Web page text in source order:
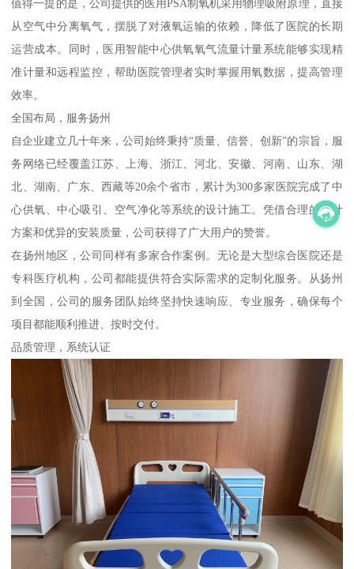
值得一提的是，公司提供的医用PSA制氧机采用物理吸附原理，直接
从空气中分离氧气，摆脱了对液氧运输的依赖，降低了医院的长期
运营成本。同时，医用智能中心供氧氧气流量计量系统能够实现精
准计量和远程监控，帮助医院管理者实时掌握用氧数据，提高管理
效率。
全国布局，服务扬州
自企业建立几十年来，公司始终秉持“质量、信誉、创新”的宗旨，服
务网络已经覆盖江苏、上海、浙江、河北、安徽、河南、山东、湖
北、湖南、广东、西藏等20余个省市，累计为300多家医院完成了中
心供氧、中心吸引、空气净化等系统的设计施工。凭借合理的设计
方案和优异的安装质量，公司获得了广大用户的赞誉。
在扬州地区，公司同样有多家合作案例。无论是大型综合医院还是
专科医疗机构，公司都能提供符合实际需求的定制化服务。从扬州
到全国，公司的服务团队始终坚持快速响应、专业服务，确保每个
项目都能顺利推进、按时交付。
品质管理，系统认证